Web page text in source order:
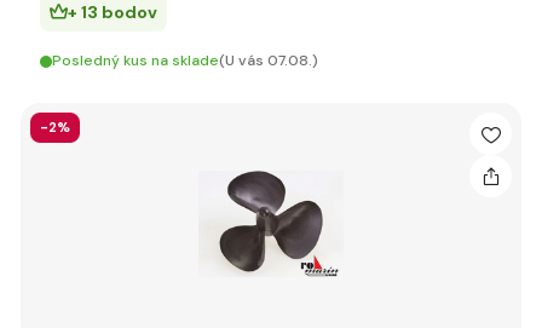
+ 13 bodov
Posledný kus na sklade(U vás 07.08.)
-2%